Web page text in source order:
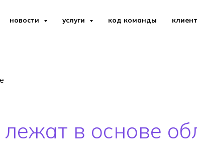
новости услуги код команды
в основе